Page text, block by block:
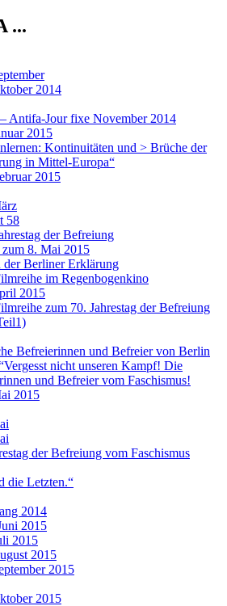
...
2014
Antifa-Jour fixe November 2014
2015
Kontinuitäten und > Brüche der
in Mittel-Europa“
2015
58
der Befreiung
8. Mai 2015
der Berliner Erklärung
im Regenbogenkino
2015
zum 70. Jahrestag der Befreiung
Befreierinnen und Befreier von Berlin
nicht unseren Kampf! Die
und Befreier vom Faschismus!
2015
der Befreiung vom Faschismus
die Letzten.“
2014
2015
2015
2015
2015
2015